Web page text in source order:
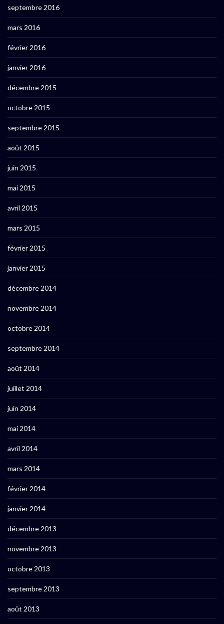
septembre 2016
mars 2016
février 2016
janvier 2016
décembre 2015
octobre 2015
septembre 2015
août 2015
juin 2015
mai 2015
avril 2015
mars 2015
février 2015
janvier 2015
décembre 2014
novembre 2014
octobre 2014
septembre 2014
août 2014
juillet 2014
juin 2014
mai 2014
avril 2014
mars 2014
février 2014
janvier 2014
décembre 2013
novembre 2013
octobre 2013
septembre 2013
août 2013